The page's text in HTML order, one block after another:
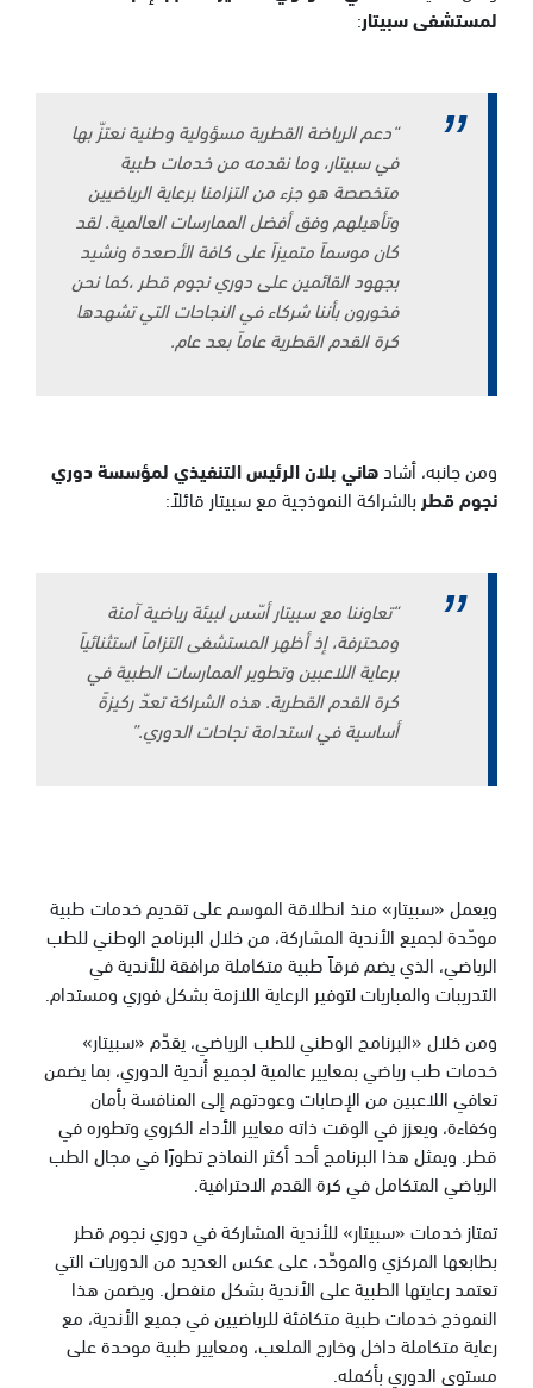
لمستشفى سبيتار:
“دعم الرياضة القطرية مسؤولية وطنية نعتزّ بها
في سبيتار، وما نقدمه من خدمات طبية
متخصصة هو جزء من التزامنا برعاية الرياضيين
وتأهيلهم وفق أفضل الممارسات العالمية. لقد
كان موسماً متميزاً على كافة الأصعدة ونشيد
بجهود القائمين على دوري نجوم قطر ،كما نحن
فخورون بأننا شركاء في النجاحات التي تشهدها
كرة القدم القطرية عاماً بعد عام.
ومن جانبه، أشاد هاني بلان الرئيس التنفيذي لمؤسسة دوري
نجوم قطر بالشراكة النموذجية مع سبيتار قائلاً:
“تعاوننا مع سبيتار أسّس لبيئة رياضية آمنة
ومحترفة، إذ أظهر المستشفى التزاماً استثنائياً
برعاية اللاعبين وتطوير الممارسات الطبية في
كرة القدم القطرية. هذه الشراكة تعدّ ركيزةً
أساسية في استدامة نجاحات الدوري.”
ويعمل «سبيتار» منذ انطلاقة الموسم على تقديم خدمات طبية
موحّدة لجميع الأندية المشاركة، من خلال البرنامج الوطني للطب
الرياضي، الذي يضم فرقاً طبية متكاملة مرافقة للأندية في
التدريبات والمباريات لتوفير الرعاية اللازمة بشكل فوري ومستدام.
ومن خلال «البرنامج الوطني للطب الرياضي، يقدّم «سبيتار»
خدمات طب رياضي بمعايير عالمية لجميع أندية الدوري، بما يضمن
تعافي اللاعبين من الإصابات وعودتهم إلى المنافسة بأمان
وكفاءة، ويعزز في الوقت ذاته معايير الأداء الكروي وتطوره في
قطر. ويمثل هذا البرنامج أحد أكثر النماذج تطورًا في مجال الطب
الرياضي المتكامل في كرة القدم الاحترافية.
تمتاز خدمات «سبيتار» للأندية المشاركة في دوري نجوم قطر
بطابعها المركزي والموحّد، على عكس العديد من الدوريات التي
تعتمد رعايتها الطبية على الأندية بشكل منفصل. ويضمن هذا
النموذج خدمات طبية متكافئة للرياضيين في جميع الأندية، مع
رعاية متكاملة داخل وخارج الملعب، ومعايير طبية موحدة على
مستوى الدوري بأكمله.